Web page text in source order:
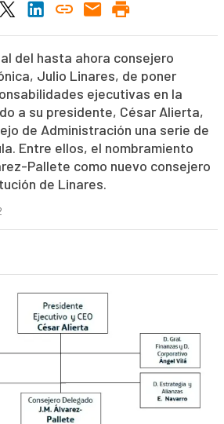
del hasta ahora consejero
Julio Linares, de poner
ejecutivas en la
a su presidente, César Alierta,
de Administración una serie de
Entre ellos, el nombramiento
Pallete como nuevo consejero
de Linares.